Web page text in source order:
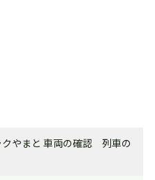
クやまと 車両の確認 列車の